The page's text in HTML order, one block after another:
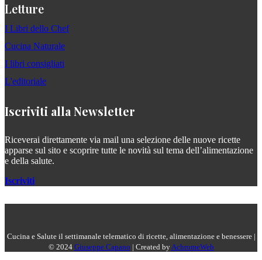
Letture
I Libri dello Chef
Cucina Naturale
I libri consigliati
L'editoriale
Iscriviti alla Newsletter
Riceverai direttamente via mail una selezione delle nuove ricette
apparse sul sito e scoprire tutte le novità sul tema dell’alimentazione
e della salute.
Iscriviti
Cucina e Salute il settimanale telematico di ricette, alimentazione e benessere |
© 2024 Giuseppe Capano | Created by AchromeWeb